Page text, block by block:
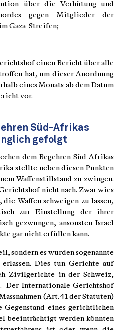
über die Verhütung und
gegen Mitglieder der
Gaza-Streifen;
einen Bericht über alle
hat, um dieser Anordnung
eines Monats ab dem Datum
vor.
Süd-Afrikas
gefolgt
dem Begehren Süd-Afrikas
stellte neben diesen Punkten
Waffenstillstand zu zwingen.
nicht nach. Zwar wies
Waffen schweigen zu lassen,
zur Einstellung der ihrer
gezwungen, ansonsten Israel
gar nicht erfüllen kann.
sondern es wurden sogenannte
erlassen. Dies tun Gerichte auf
Zivilgerichte in der Schweiz,
Der Internationale Gerichtshof
(Art. 41 der Statuten)
Gegenstand eines gerichtlichen
beeinträchtigt werden könnten